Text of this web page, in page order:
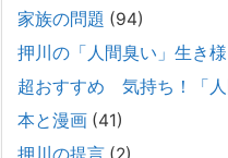
がとれない（母娘編）。
弊社は、病識のない重篤な精神
け、長年にわたり精神科医療へ
い場合、家[...]
家族の問題 (94)
押川の「人間臭い」生き様
超おすすめ 気持ち！「
本と漫画 (41)